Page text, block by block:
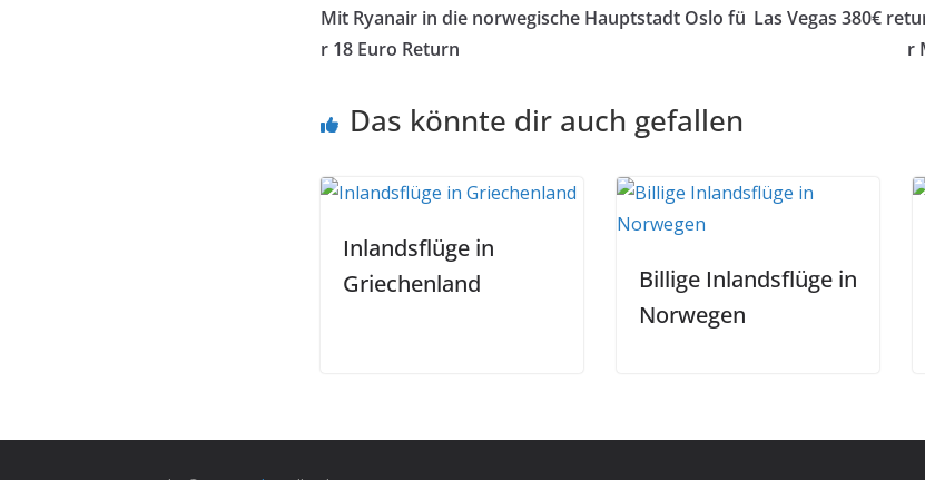
Mit Ryanair in die norwegische Hauptstadt Oslo fü
r 18 Euro Return
Las Vegas 380€
r
Das könnte dir auch gefallen
Inlandsflüge in
Griechenland
Billige Inlandsflüge in
Norwegen